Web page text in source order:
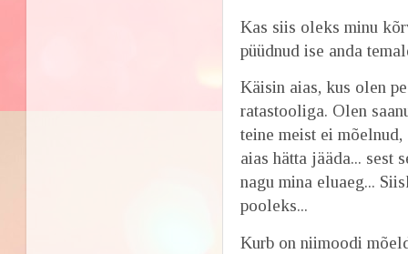
Kas siis oleks minu
püüdnud ise anda
Käisin aias, kus olen
ratastooliga. Olen
teine meist ei
aias hätta jääda... sest
nagu mina eluaeg...
pooleks...
Kurb on niimoodi